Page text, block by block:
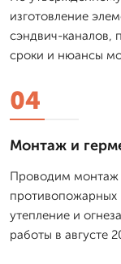
изготовление
сэндвич-каналов,
сроки и нюансы
04
Монтаж и
Проводим
противопожарных
утепление и
работы в августе